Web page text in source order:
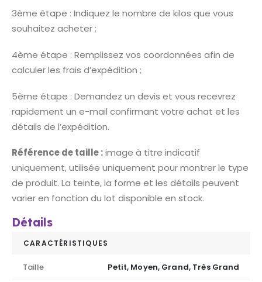
3ème étape : Indiquez le nombre de kilos que vous
souhaitez acheter ;
4ème étape : Remplissez vos coordonnées afin de
calculer les frais d’expédition ;
5ème étape : Demandez un devis et vous recevrez
rapidement un e-mail confirmant votre achat et les
détails de l’expédition.
Référence de taille :image à titre indicatif
uniquement, utilisée uniquement pour montrer le type
de produit. La teinte, la forme et les détails peuvent
varier en fonction du lot disponible en stock.
Détails
CARACTÉRISTIQUES
Taille Petit, Moyen, Grand, Très Grand